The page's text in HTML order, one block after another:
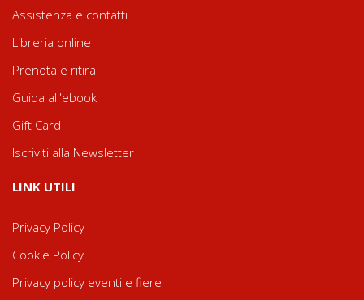
Assistenza e contatti
Libreria online
Prenota e ritira
Guida all'ebook
Gift Card
Iscriviti alla Newsletter
LINK UTILI
Privacy Policy
Cookie Policy
Privacy policy eventi e fiere